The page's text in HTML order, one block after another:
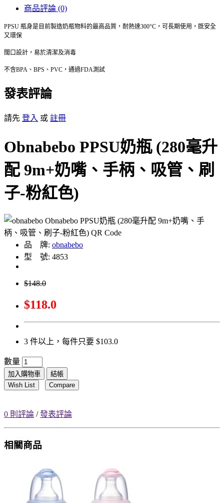
商品評論 (0)
PPSU 瓶身是目前製造奶瓶物料的最高品質，耐熱達300°C，可長期使用，既安全
又環保
闊口設計，易於清潔及消毒
不含BPA、BPS、PVC，通過FDA測試
發表評論
請先 登入 或 註冊
Obnabebo PPSU奶瓶 (280毫升
配 9m+奶嘴、手柄、吸管、刷
子-粉紅色)
品 牌: obnabebo
型 號: 4853
$148.0
$118.0
3 件以上，每件只要 $103.0
數量
加入購物車
結帳
Wish List
Compare
0 則評論 /發表評論
相關商品